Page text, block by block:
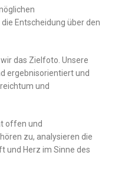
Entscheidung über den
das Zielfoto. Unsere
ergebnisorientiert und
und
offen und
zu, analysieren die
und Herz im Sinne des